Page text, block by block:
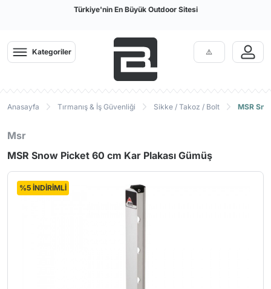
Türkiye'nin En Büyük Outdoor Sitesi
Kategoriler
Anasayfa Tırmanış & İş Güvenliği Sikke / Takoz / Bolt MSR
Msr
MSR Snow Picket 60 cm Kar Plakası Gümüş
%5 İNDİRİMLİ